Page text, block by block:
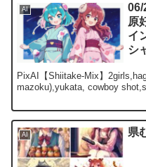
AI
原
イ
シ
PixAI【Shiitake-Mix】
mazoku),yukata, cowboy
AI 県